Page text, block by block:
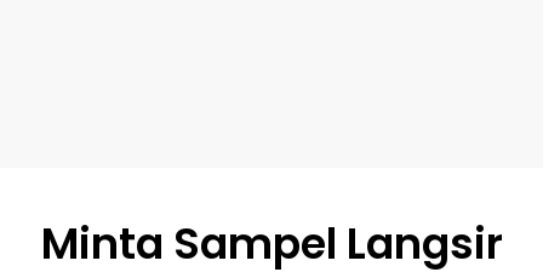
Minta Sampel Langsir